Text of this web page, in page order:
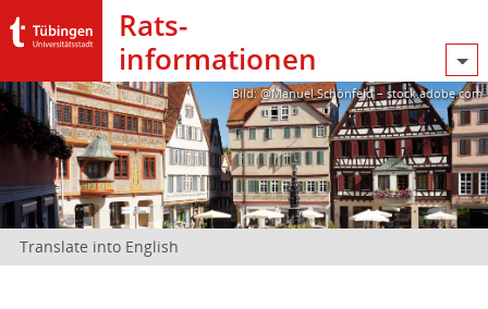
Rats­
informationen
Bild: @Manuel Schönfeld – stock.adobe.com
Translate into English